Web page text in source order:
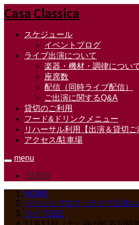
Casa Classica
スケジュール
イベントブログ
ライブ出演について
楽器・機材・調律につい
座席数
配信（同時ライブ配信）
ご出演に関するQ&A
貸切のご利用
フード&ドリンクメニュー
リハーサル利用【出演＆貸切ご
アクセス/駐車場
menu
日本語
HOME
イベントブログ（ライブ公演レ
ライブ日記